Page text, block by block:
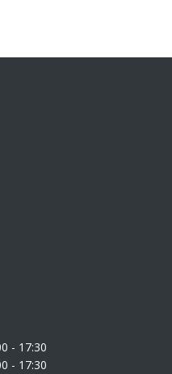
- 17:30
- 17:30